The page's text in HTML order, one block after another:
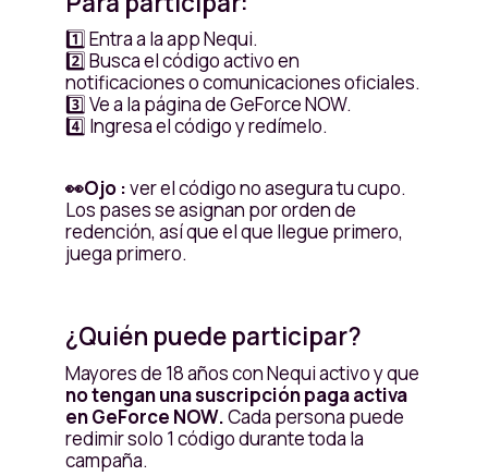
1️⃣ Entra a la app Nequi.
2️⃣ Busca el código activo en
notificaciones o comunicaciones oficiales.
3️⃣ Ve a la página de GeForce NOW.
4️⃣ Ingresa el código y redímelo.
👀Ojo :ver el código no asegura tu cupo.
Los pases se asignan por orden de
redención, así que el que llegue primero,
juega primero.
¿Quién puede participar?
Mayores de 18 años con Nequi activo y que
no tengan una suscripción paga activa
en GeForce NOW.Cada persona puede
redimir solo 1 código durante toda la
campaña.